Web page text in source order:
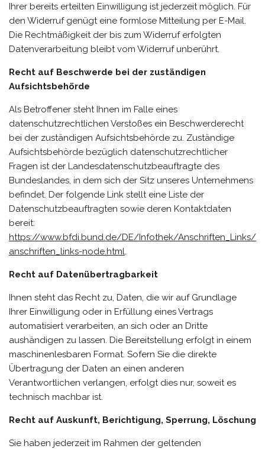
Ihrer bereits erteilten Einwilligung ist jederzeit möglich. Für
den Widerruf genügt eine formlose Mitteilung per E-Mail.
Die Rechtmäßigkeit der bis zum Widerruf erfolgten
Datenverarbeitung bleibt vom Widerruf unberührt.
Recht auf Beschwerde bei der zuständigen
Aufsichtsbehörde
Als Betroffener steht Ihnen im Falle eines
datenschutzrechtlichen Verstoßes ein Beschwerderecht
bei der zuständigen Aufsichtsbehörde zu. Zuständige
Aufsichtsbehörde bezüglich datenschutzrechtlicher
Fragen ist der Landesdatenschutzbeauftragte des
Bundeslandes, in dem sich der Sitz unseres Unternehmens
befindet. Der folgende Link stellt eine Liste der
Datenschutzbeauftragten sowie deren Kontaktdaten
bereit:
https://www.bfdi.bund.de/DE/Infothek/Anschriften_Links/
anschriften_links-node.html.
Recht auf Datenübertragbarkeit
Ihnen steht das Recht zu, Daten, die wir auf Grundlage
Ihrer Einwilligung oder in Erfüllung eines Vertrags
automatisiert verarbeiten, an sich oder an Dritte
aushändigen zu lassen. Die Bereitstellung erfolgt in einem
maschinenlesbaren Format. Sofern Sie die direkte
Übertragung der Daten an einen anderen
Verantwortlichen verlangen, erfolgt dies nur, soweit es
technisch machbar ist.
Recht auf Auskunft, Berichtigung, Sperrung, Löschung
Sie haben jederzeit im Rahmen der geltenden